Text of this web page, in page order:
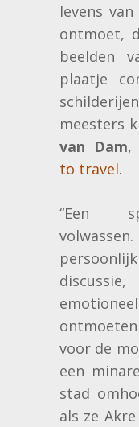
levens
ontmoet,
beelden
plaatje
meesters
van Dam,
to travel.
“Een
voor de
een
stad
als ze